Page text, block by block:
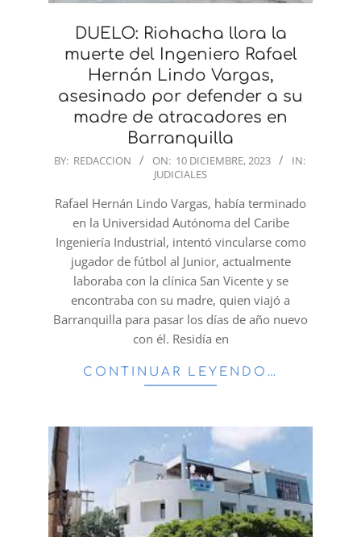
DUELO: Riohacha llora la
muerte del Ingeniero Rafael
Hernán Lindo Vargas,
asesinado por defender a su
madre de atracadores en
Barranquilla
2023-
10
BY: REDACCION ON: 10 DICIEMBRE, 2023
IN:
JUDICIALES
Rafael Hernán Lindo Vargas, había terminado
en la Universidad Autónoma del Caribe
Ingeniería Industrial, intentó vincularse como
jugador de fútbol al Junior, actualmente
laboraba con la clínica San Vicente y se
encontraba con su madre, quien viajó a
Barranquilla para pasar los días de año nuevo
con él. Residía en
CONTINUAR LEYENDO…